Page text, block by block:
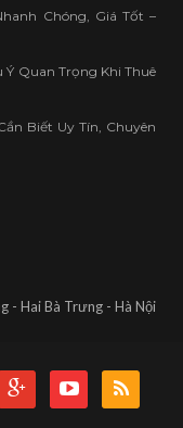
Chóng, Giá Tốt –
Ý Quan Trọng Khi Thuê
Biết Uy Tín, Chuyên
- Hai Bà Trưng - Hà Nội